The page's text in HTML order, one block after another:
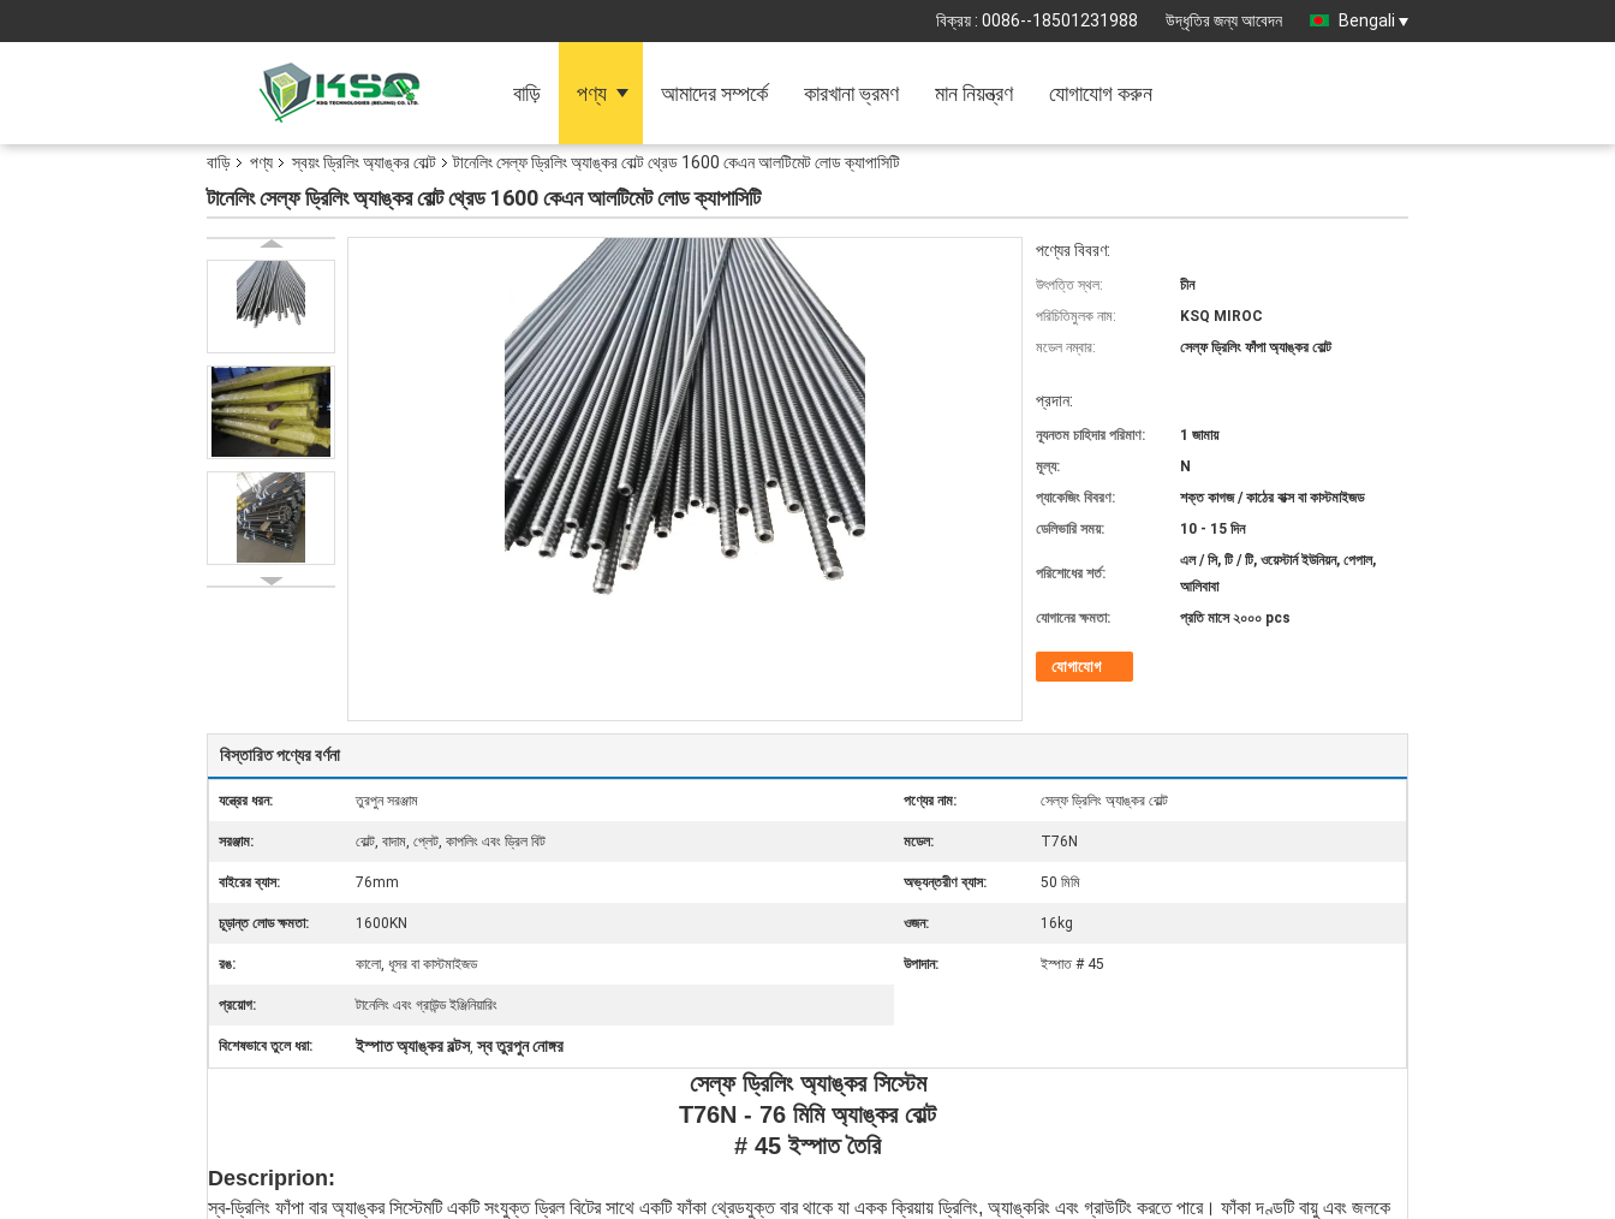
বিক্রয় : 0086--18501231988 উদ্ধৃতির জন্য আবেদন Bengali
বাড়ি পণ্য আমাদের সম্পর্কে কারখানা ভ্রমণ মান নিয়ন্ত্রণ যোগাযোগ করুন
বাড়ি পণ্য স্বয়ং ড্রিলিং অ্যাঙ্কর বোল্ট টানেলিং সেল্ফ ড্রিলিং অ্যাঙ্কর বোল্ট থ্রেড 1600 কেএন আলটিমেট লোড ক্যাপাসিটি
টানেলিং সেল্ফ ড্রিলিং অ্যাঙ্কর বোল্ট থ্রেড 1600 কেএন আলটিমেট লোড ক্যাপাসিটি
পণ্যের বিবরণ:
উৎপত্তি স্থল:
চীন
পরিচিতিমুলক নাম:
KSQ MIROC
মডেল নম্বার:
সেল্ফ ড্রিলিং ফাঁপা অ্যাঙ্কর বোল্ট
প্রদান:
ন্যূনতম চাহিদার পরিমাণ:
1 জামায়
মূল্য:
N
প্যাকেজিং বিবরণ:
শক্ত কাগজ / কাঠের বাক্স বা কাস্টমাইজড
ডেলিভারি সময়:
10 - 15 দিন
পরিশোধের শর্ত:
এল / সি, টি / টি, ওয়েস্টার্ন ইউনিয়ন, পেপাল,
আলিবাবা
যোগানের ক্ষমতা:
প্রতি মাসে ২০০০ pcs
যোগাযোগ
বিস্তারিত পণ্যের বর্ণনা
যন্ত্রের ধরন: তুরপুন সরঞ্জাম পণ্যের নাম: সেল্ফ ড্রিলিং অ্যাঙ্কর বোল্ট
সরঞ্জাম: বোল্ট, বাদাম, প্লেট, কাপলিং এবং ড্রিল বিট মডেল: T76N
বাইরের ব্যাস: 76mm অভ্যন্তরীণ ব্যাস: 50 মিমি
চূড়ান্ত লোড ক্ষমতা: 1600KN ওজন: 16kg
রঙ: কালো, ধূসর বা কাস্টমাইজড উপাদান: ইস্পাত # 45
প্রয়োগ: টানেলিং এবং গ্রাউন্ড ইঞ্জিনিয়ারিং
বিশেষভাবে তুলে ধরা: ইস্পাত অ্যাঙ্কর বল্টস,স্ব তুরপুন নোঙ্গর
সেল্ফ ড্রিলিং অ্যাঙ্কর সিস্টেম
T76N - 76 মিমি অ্যাঙ্কর বোল্ট
# 45 ইস্পাত তৈরি
Descriprion:
স্ব-ড্রিলিং ফাঁপা বার অ্যাঙ্কর সিস্টেমটি একটি সংযুক্ত ড্রিল বিটের সাথে একটি ফাঁকা থ্রেডযুক্ত বার থাকে যা একক ক্রিয়ায় ড্রিলিং, অ্যাঙ্করিং এবং গ্রাউটিং করতে পারে। ফাঁকা দণ্ডটি বায়ু এবং জলকে